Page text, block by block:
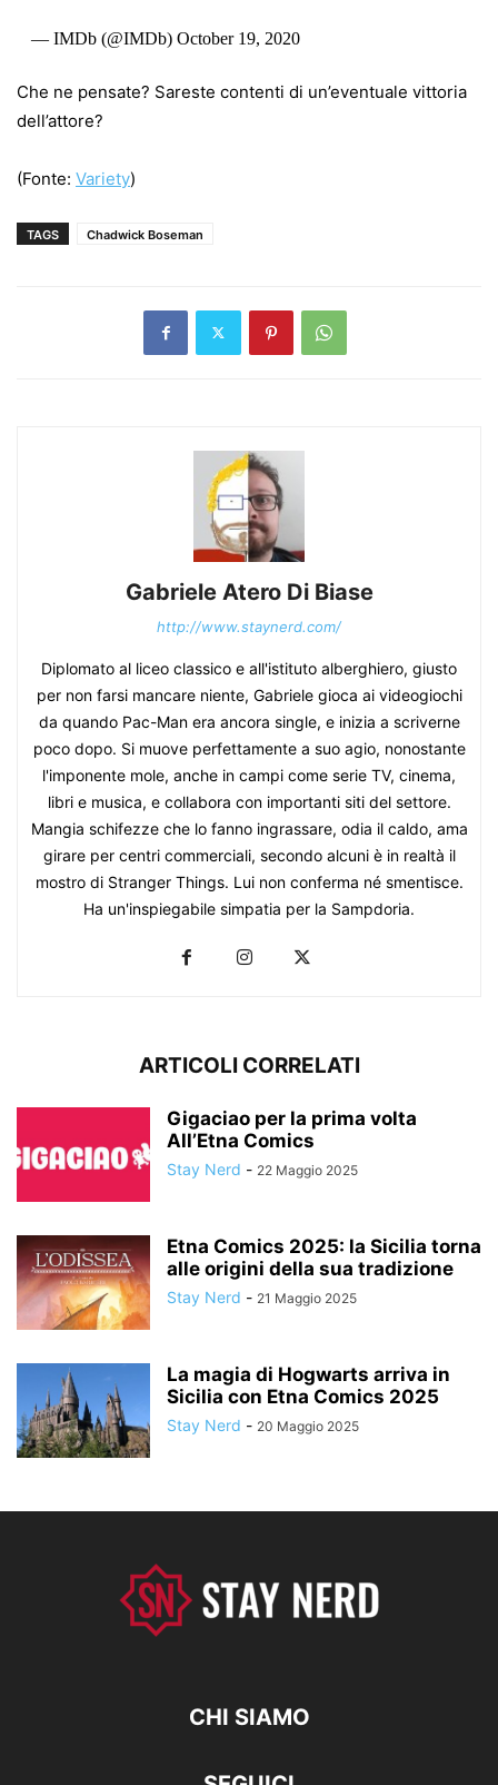
— IMDb (@IMDb) October 19, 2020
Che ne pensate? Sareste contenti di un’eventuale vittoria
dell’attore?
(Fonte: Variety)
TAGS Chadwick Boseman
Gabriele Atero Di Biase
http://www.staynerd.com/
Diplomato al liceo classico e all'istituto alberghiero, giusto
per non farsi mancare niente, Gabriele gioca ai videogiochi
da quando Pac-Man era ancora single, e inizia a scriverne
poco dopo. Si muove perfettamente a suo agio, nonostante
l'imponente mole, anche in campi come serie TV, cinema,
libri e musica, e collabora con importanti siti del settore.
Mangia schifezze che lo fanno ingrassare, odia il caldo, ama
girare per centri commerciali, secondo alcuni è in realtà il
mostro di Stranger Things. Lui non conferma né smentisce.
Ha un'inspiegabile simpatia per la Sampdoria.
ARTICOLI CORRELATI
Gigaciao per la prima volta
All’Etna Comics
Stay Nerd - 22 Maggio 2025
Etna Comics 2025: la Sicilia torna
alle origini della sua tradizione
Stay Nerd - 21 Maggio 2025
La magia di Hogwarts arriva in
Sicilia con Etna Comics 2025
Stay Nerd - 20 Maggio 2025
CHI SIAMO